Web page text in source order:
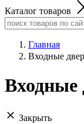
Каталог товаров
Главная
Входные
Входные
Закрыть